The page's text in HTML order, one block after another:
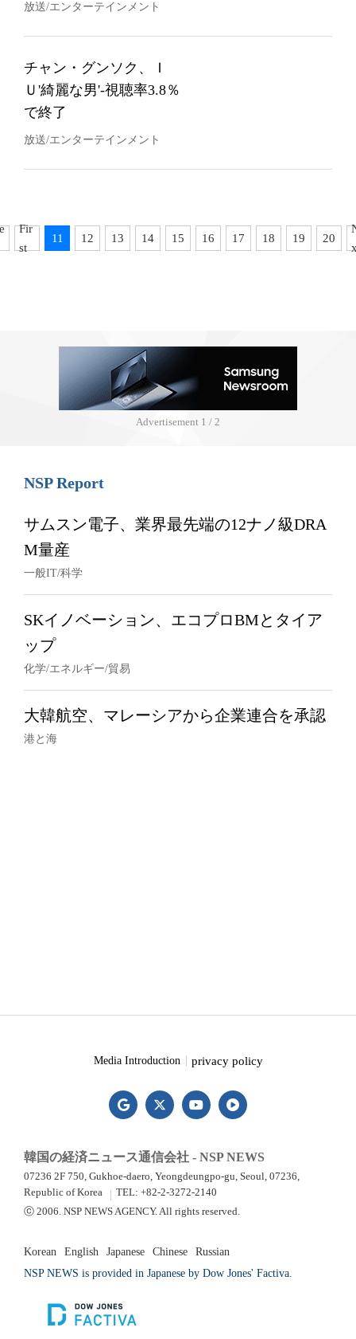
放送/エンターテインメント
チャン・グンソク、Ｉ
Ｕ'綺麗な男'-視聴率3.8％
で終了
放送/エンターテインメント
Fir
st
11 12 13 14 15 16 17 18 19 20
Advertisement 1 / 2
NSP Report
サムスン電子、業界最先端の12ナノ級DRA
M量産
一般IT/科学
SKイノベーション、エコプロBMとタイア
ップ
化学/エネルギー/貿易
大韓航空、マレーシアから企業連合を承認
港と海
Media Introduction privacy policy
韓国の経済ニュース通信会社 - NSP NEWS
07236 2F 750, Gukhoe-daero, Yeongdeungpo-gu, Seoul, 07236,
Republic of Korea
TEL: +82-2-3272-2140
ⓒ 2006. NSP NEWS AGENCY. All rights reserved.
Korean English Japanese Chinese
Russian
NSP NEWS is provided in Japanese by Dow Jones' Factiva.